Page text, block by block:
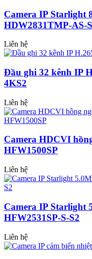
Camera IP Starlight
HDW2831TMP-AS-
Liên hệ
Đầu ghi 32 kênh IP
4KS2
Liên hệ
Camera HDCVI
HFW1500SP
Liên hệ
Camera IP Starlight
HFW2531SP-S-S2
Liên hệ